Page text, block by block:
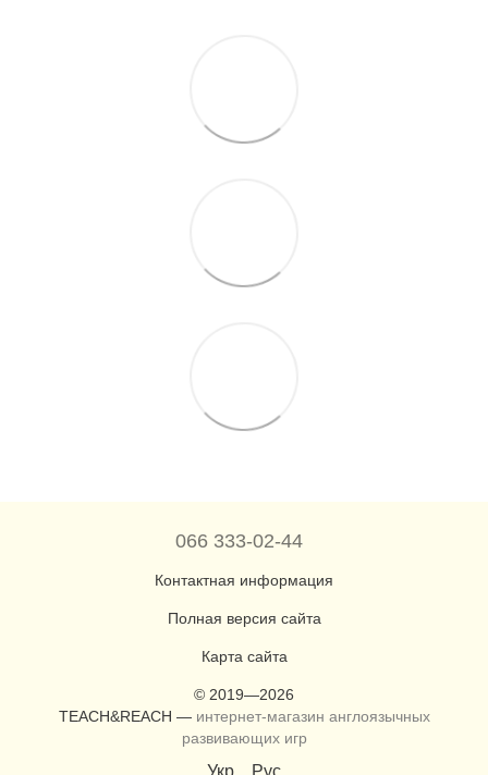
066 333-02-44
Контактная информация
Полная версия сайта
Карта сайта
© 2019—2026
TEACH&REACH — интернет-магазин англоязычных
развивающих игр
Укр Рус